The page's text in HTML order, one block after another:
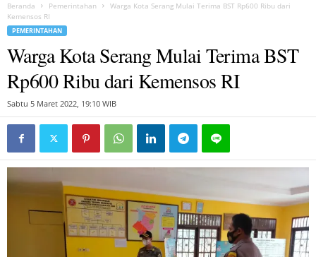
Beranda Pemerintahan
Warga Kota Serang Mulai Terima BST Rp600 Ribu dari
Kemensos RI
PEMERINTAHAN
Warga Kota Serang Mulai Terima BST
Rp600 Ribu dari Kemensos RI
Sabtu 5 Maret 2022, 19:10 WIB